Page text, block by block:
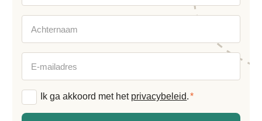
mailadres
Algemene
Ik ga akkoord met het privacybeleid.*